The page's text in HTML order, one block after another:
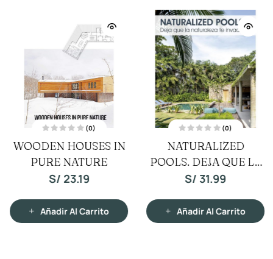
a
l
o
r
o
0
e
(0)
WOODEN HOUSES IN
PURE NATURE
S/23.19
Añadir Al Carrito
a
l
o
r
o
0
e
(0)
NATURALIZED
POOLS. DEJA QUE LA
NATURALEZA TE
S/ 31.99
Añadir Al Carrito